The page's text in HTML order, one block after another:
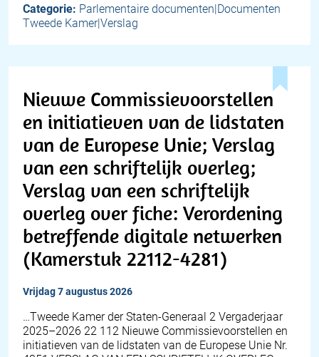
Categorie: Parlementaire documenten|Documenten
Tweede Kamer|Verslag
Nieuwe Commissievoorstellen
en initiatieven van de lidstaten
van de Europese Unie; Verslag
van een schriftelijk overleg;
Verslag van een schriftelijk
overleg over fiche: Verordening
betreffende digitale netwerken
(Kamerstuk 22112-4281)
vrijdag 7 augustus 2026
…Tweede Kamer der Staten-Generaal 2 Vergaderjaar
2025–2026 22 112 Nieuwe Commissievoorstellen en
initiatieven van de lidstaten van de Europese Unie Nr.